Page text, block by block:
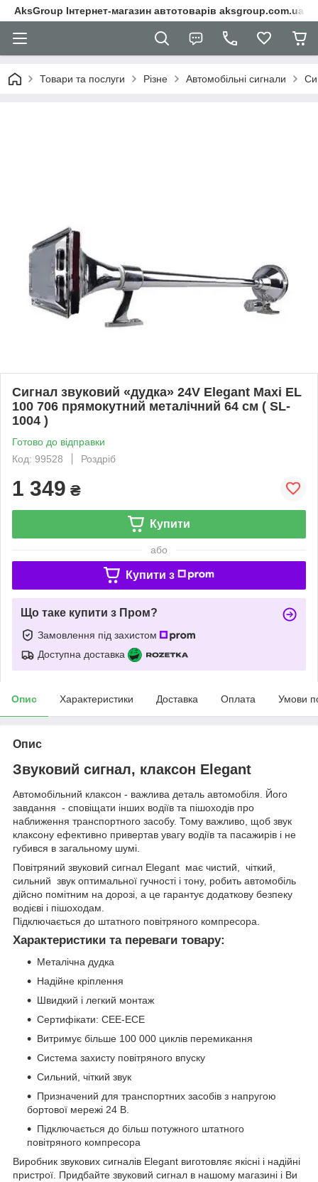
AksGroup Інтернет-магазин автотоварів aksgroup.com.ua
Товари та послуги Різне Автомобільні сигнали
Сигнал звуковий «дудка» 24V Elegant Maxi EL
100 706 прямокутний металічний 64 см ( SL-
1004 )
Готово до відправки
Код: 99528
Роздріб
1 349 ₴
Купити
або
Купити з
Що таке купити з Пром?
Замовлення під захистом
Доступна доставка
Опис Характеристики Доставка Оплата Умови
Опис
Звуковий сигнал, клаксон Elegant
Автомобільний клаксон - важлива деталь автомобіля. Його
завдання - сповіщати інших водіїв та пішоходів про
наближення транспортного засобу. Тому важливо, щоб звук
клаксону ефективно привертав увагу водіїв та пасажирів і не
губився в загальному шумі.
Повітряний звуковий сигнал Elegant має чистий, чіткий,
сильний звук оптимальної гучності і тону, робить автомобіль
дійсно помітним на дорозі, а це гарантує додаткову безпеку
водієві і пішоходам.
Підключається до штатного повітряного компресора.
Характеристики та переваги товару:
Металічна дудка
Надійне кріплення
Швидкий і легкий монтаж
Сертифікати: CEE-ECE
Витримує більше 100 000 циклів перемикання
Система захисту повітряного впуску
Сильний, чіткий звук
Призначений для транспортних засобів з напругою
бортової мережі 24 В.
Підключається до більш потужного штатного
повітряного компресора
Виробник звукових сигналів Elegant виготовляє якісні і надійні
пристрої. Придбайте звуковий сигнал в нашому магазині і Ви